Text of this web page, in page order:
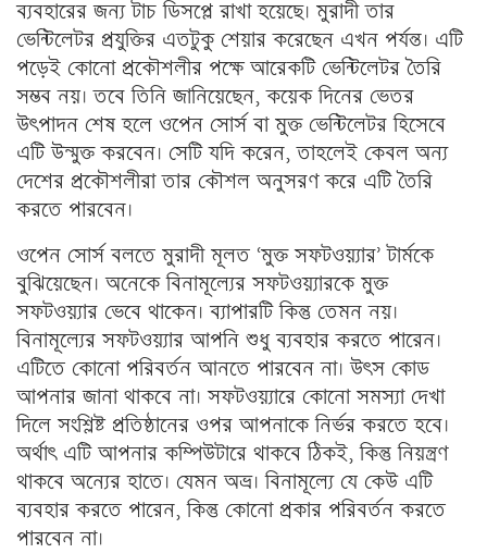
ব্যবহারের জন্য টাচ ডিসপ্লে রাখা হয়েছে। মুরাদী তার
ভেন্টিলেটর প্রযুক্তির এতটুকু শেয়ার করেছেন এখন পর্যন্ত। এটি
পড়েই কোনো প্রকৌশলীর পক্ষে আরেকটি ভেন্টিলেটর তৈরি
সম্ভব নয়। তবে তিনি জানিয়েছেন, কয়েক দিনের ভেতর
উৎপাদন শেষ হলে ওপেন সোর্স বা মুক্ত ভেন্টিলেটর হিসেবে
এটি উন্মুক্ত করবেন। সেটি যদি করেন, তাহলেই কেবল অন্য
দেশের প্রকৌশলীরা তার কৌশল অনুসরণ করে এটি তৈরি
করতে পারবেন।
ওপেন সোর্স বলতে মুরাদী মূলত ‘মুক্ত সফটওয়্যার’ টার্মকে
বুঝিয়েছেন। অনেকে বিনামূল্যের সফটওয়্যারকে মুক্ত
সফটওয়্যার ভেবে থাকেন। ব্যাপারটি কিন্তু তেমন নয়।
বিনামূল্যের সফটওয়্যার আপনি শুধু ব্যবহার করতে পারেন।
এটিতে কোনো পরিবর্তন আনতে পারবেন না। উৎস কোড
আপনার জানা থাকবে না। সফটওয়্যারে কোনো সমস্যা দেখা
দিলে সংশ্লিষ্ট প্রতিষ্ঠানের ওপর আপনাকে নির্ভর করতে হবে।
অর্থাৎ এটি আপনার কম্পিউটারে থাকবে ঠিকই, কিন্তু নিয়ন্ত্রণ
থাকবে অন্যের হাতে। যেমন অভ্র। বিনামূল্যে যে কেউ এটি
ব্যবহার করতে পারেন, কিন্তু কোনো প্রকার পরিবর্তন করতে
পারবেন না।